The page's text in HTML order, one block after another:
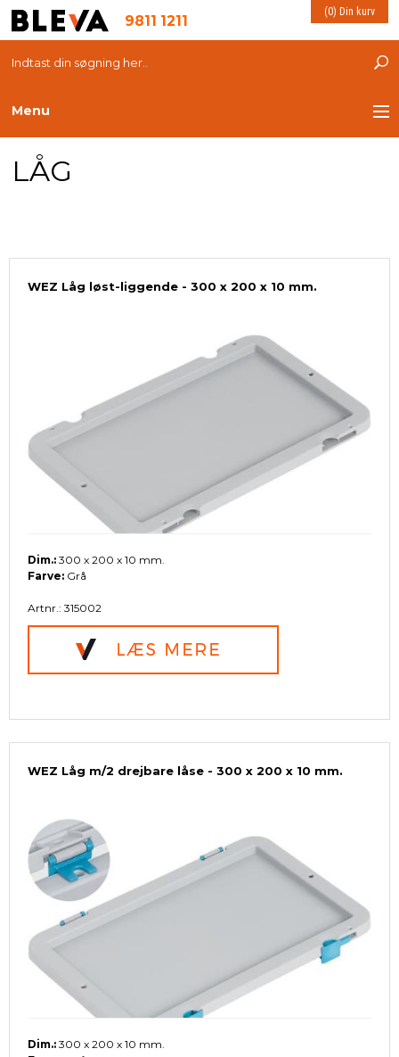
9811 1211 (0) Din kurv
Menu
TRANSPORT
LØFTEUDSTYR
MILJØ OG VELFÆRD
LÅG
WEZ Låg løst-liggende - 300 x 200 x 10 mm.
Dim.: 300 x 200 x 10 mm.
Farve: Grå
Artnr.: 315002
WEZ Låg m/2 drejbare låse - 300 x 200 x 10 mm.
Dim.: 300 x 200 x 10 mm.